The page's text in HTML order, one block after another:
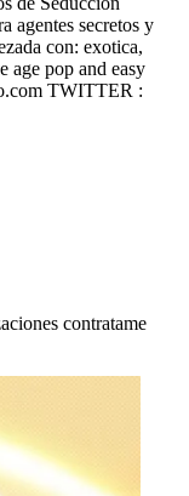
agentes secretos y
con: exotica,
age pop and easy
TWITTER :
contratame